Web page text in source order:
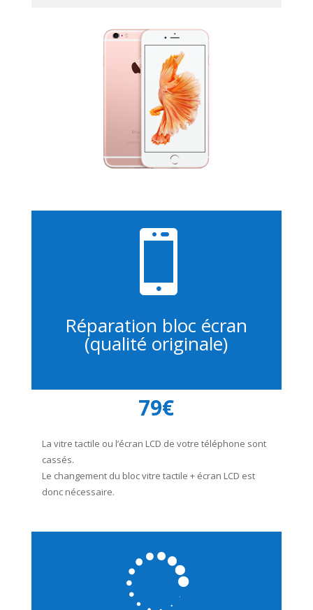

Réparation bloc écran
(qualité originale)
79€
La vitre tactile ou l’écran LCD de votre téléphone sont
cassés.
Le changement du bloc vitre tactile + écran LCD est
donc nécessaire.
